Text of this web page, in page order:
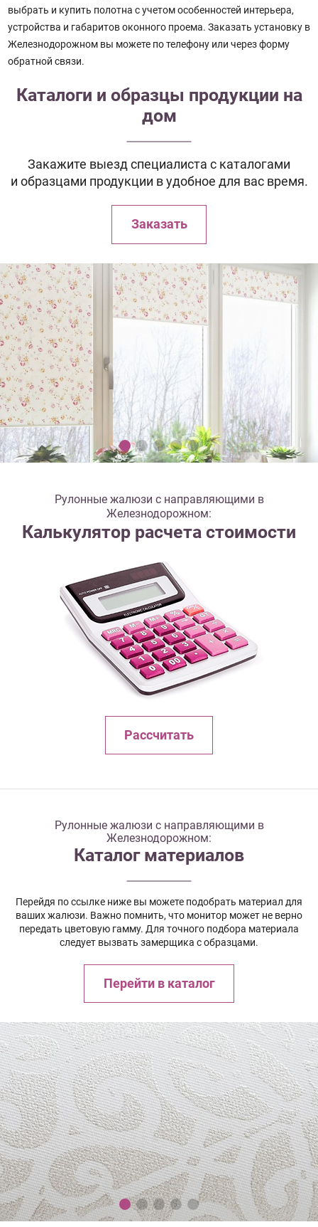
выбрать и купить полотна с учетом особенностей интерьера,
устройства и габаритов оконного проема. Заказать установку в
Железнодорожном вы можете по телефону или через форму
обратной связи.
Каталоги и образцы продукции на
дом
Закажите выезд специалиста с каталогами
и образцами продукции в удобное для вас время.
Заказать
Рулонные жалюзи с направляющими в
Железнодорожном:
Калькулятор расчета стоимости
Рассчитать
Рулонные жалюзи с направляющими в
Железнодорожном:
Каталог материалов
Перейдя по ссылке ниже вы можете подобрать материал для
ваших жалюзи. Важно помнить, что монитор может не верно
передать цветовую гамму. Для точного подбора материала
следует вызвать замерщика с образцами.
Перейти в каталог